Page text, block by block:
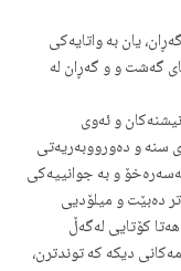
یان بە واتایەكی
گەشت و و گەڕان لە
و ئەوی
سنە و دەورووبەریەتی
و بە جوانییەكی
دەبێت و میلۆدیی
كۆتایی لەگەڵ
دیكە كە توندترن،